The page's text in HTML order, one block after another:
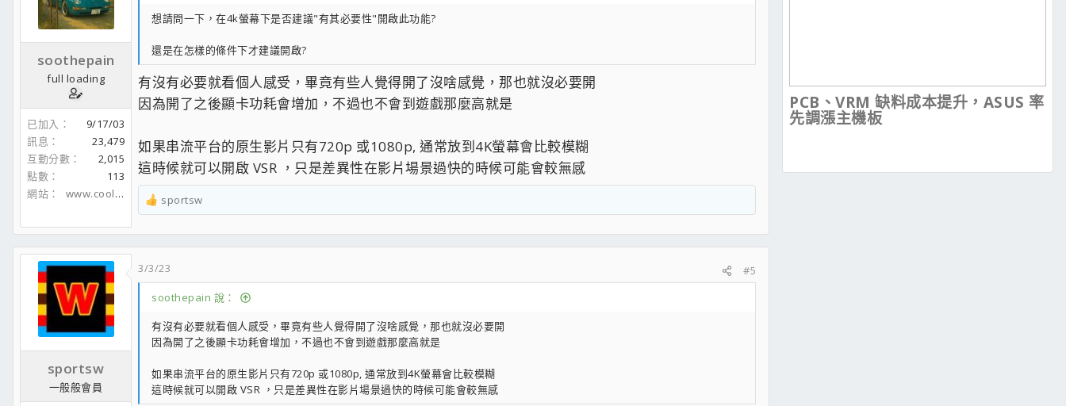
soothepain
full loading
已加入
9/17/03
訊息
23,479
互動分數
2,015
點數
113
網站
www.coolaler.com
想請問一下，在4k螢幕下是否建議"有其必要性"開啟此功能?
還是在怎樣的條件下才建議開啟?
有沒有必要就看個人感受，畢竟有些人覺得開了沒啥感覺，那也就沒必要開
因為開了之後顯卡功耗會增加，不過也不會到遊戲那麼高就是
如果串流平台的原生影片只有720p 或1080p, 通常放到4K螢幕會比較模糊
這時候就可以開啟 VSR ，只是差異性在影片場景過快的時候可能會較無感
R
a
t
i
：
sportsw
sportsw
一般般會員
3/3/23
#5
soothepain 說：
有沒有必要就看個人感受，畢竟有些人覺得開了沒啥感覺，那也就沒必要開
因為開了之後顯卡功耗會增加，不過也不會到遊戲那麼高就是
如果串流平台的原生影片只有720p 或1080p, 通常放到4K螢幕會比較模糊
這時候就可以開啟 VSR ，只是差異性在影片場景過快的時候可能會較無感
PCB、VRM 缺料成本提升，ASUS 率
先調漲主機板